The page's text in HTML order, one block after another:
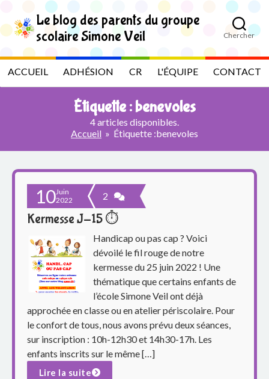
i
p
o
h
e
L
e
o
g
Le blog des parents du groupe
scolaire Simone Veil
Chercher
ACCUEIL ADHÉSION CR L'ÉQUIPE CONTACT
Étiquette : benevoles
4 articles disponibles.
Accueil » Étiquette :benevoles
10Juin
2022
2
Kermesse J-15 ⏱
Handicap ou pas cap ? Voici
dévoilé le fil rouge de notre
kermesse du 25 juin 2022 ! Une
thématique que certains enfants de
l’école Simone Veil ont déjà
approchée en classe ou en atelier périscolaire. Pour
le confort de tous, nous avons prévu deux séances,
sur inscription : 10h-12h30 et 14h30-17h. Les
enfants inscrits sur le même […]
Lire la suite